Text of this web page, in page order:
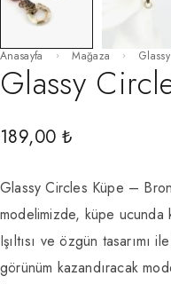
Anasayfa Mağaza
Glassy
189,00 ₺
Glassy Circles Küpe –
modelimizde, küpe ucunda
Işıltısı ve özgün tasarımı
görünüm kazandıracak